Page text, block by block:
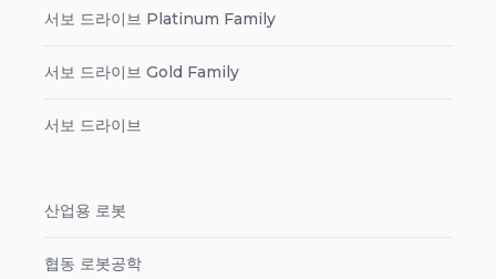
서보 드라이브 Platinum Family
서보 드라이브 Gold Family
서보 드라이브
산업용 로봇
협동 로봇공학